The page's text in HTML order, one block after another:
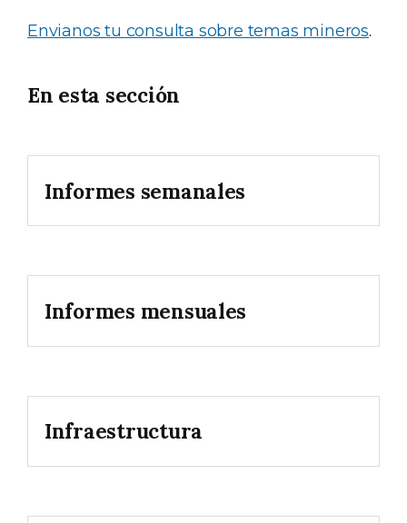
Envianos tu consulta sobre temas mineros.
En esta sección
Informes semanales
Informes mensuales
Infraestructura